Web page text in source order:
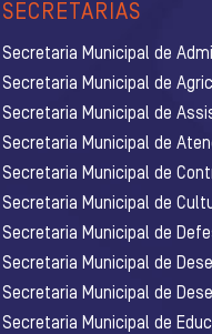
SECRETARIAS
Secretaria Municipal de
Secretaria Municipal de
Secretaria Municipal de
Secretaria Municipal de
Secretaria Municipal de
Secretaria Municipal de
Secretaria Municipal de
Secretaria Municipal de
Secretaria Municipal de
Secretaria Municipal de